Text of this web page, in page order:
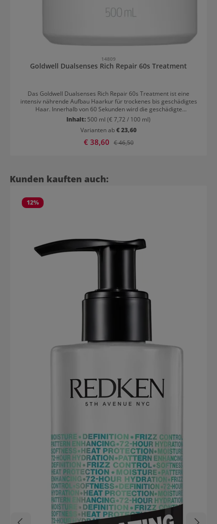
14809
Goldwell Dualsenses Rich Repair 60s Treatment
Das Goldwell Dualsenses Rich Repair 60s Treatment ist eine
intensiv nährende Aufbau Haarkur für trockenes bis geschädigtes
Haar. Innerhalb von 60 Sekunden wird die geschädigte
Haarstruktur umgehend tiefenwirksam verbessert. Das Haar wird
neu aufgebaut und erhält sein gesundes Erscheinungsbild zurück.
Nach der Haarwäsche in das handtuchtrockene Haar einarbeiten
und eventuell kämmen. Nach 60 Sekunden gründlich ausspülen.
Inhalt: 500 ml (€ 7,72 / 100 ml)
Varianten ab€ 23,60
Verkaufspreis:
€ 38,60 Regulärer Preis:
€ 46,50
Produktgalerie überspringen
Kunden kauften auch:
12%